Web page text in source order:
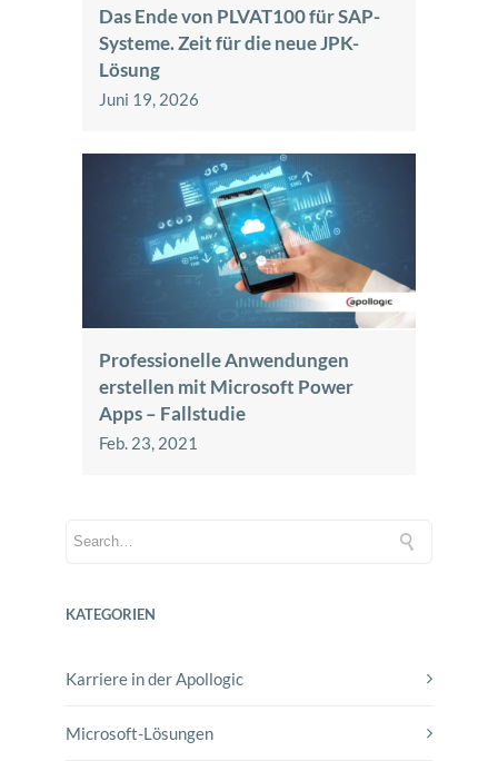
Das Ende von PLVAT100 für SAP-
Systeme. Zeit für die neue JPK-
Lösung
Juni 19, 2026
Professionelle Anwendungen
erstellen mit Microsoft Power
Apps – Fallstudie
Feb. 23, 2021
KATEGORIEN
Karriere in der Apollogic
Microsoft-Lösungen